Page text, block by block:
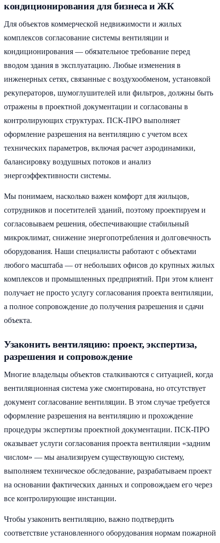
кондиционирования для бизнеса и ЖК
Для объектов коммерческой недвижимости и жилых
комплексов согласование системы вентиляции и
кондиционирования — обязательное требование перед
вводом здания в эксплуатацию. Любые изменения в
инженерных сетях, связанные с воздухообменом, установкой
рекуператоров, шумоглушителей или фильтров, должны быть
отражены в проектной документации и согласованы в
контролирующих структурах. ПСК-ПРО выполняет
оформление разрешения на вентиляцию с учетом всех
технических параметров, включая расчет аэродинамики,
балансировку воздушных потоков и анализ
энергоэффективности системы.
Мы понимаем, насколько важен комфорт для жильцов,
сотрудников и посетителей зданий, поэтому проектируем и
согласовываем решения, обеспечивающие стабильный
микроклимат, снижение энергопотребления и долговечность
оборудования. Наши специалисты работают с объектами
любого масштаба — от небольших офисов до крупных жилых
комплексов и промышленных предприятий. При этом клиент
получает не просто услугу согласования проекта вентиляции,
а полное сопровождение до получения разрешения и сдачи
объекта.
Узаконить вентиляцию: проект, экспертиза,
разрешения и сопровождение
Многие владельцы объектов сталкиваются с ситуацией, когда
вентиляционная система уже смонтирована, но отсутствует
документ согласование вентиляции. В этом случае требуется
оформление разрешения на вентиляцию и прохождение
процедуры экспертизы проектной документации. ПСК-ПРО
оказывает услуги согласования проекта вентиляции «задним
числом» — мы анализируем существующую систему,
выполняем техническое обследование, разрабатываем проект
на основании фактических данных и сопровождаем его через
все контролирующие инстанции.
Чтобы узаконить вентиляцию, важно подтвердить
соответствие установленного оборудования нормам пожарной